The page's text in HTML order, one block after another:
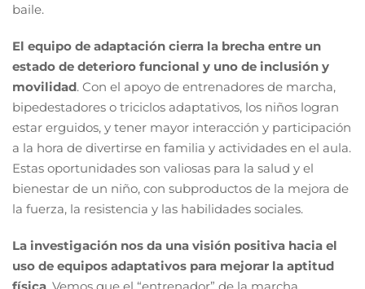
baile.
El equipo de adaptación cierra la brecha entre un
estado de deterioro funcional y uno de inclusión y
movilidad. Con el apoyo de entrenadores de marcha,
bipedestadores o triciclos adaptativos, los niños logran
estar erguidos, y tener mayor interacción y participación
a la hora de divertirse en familia y actividades en el aula.
Estas oportunidades son valiosas para la salud y el
bienestar de un niño, con subproductos de la mejora de
la fuerza, la resistencia y las habilidades sociales.
La investigación nos da una visión positiva hacia el
uso de equipos adaptativos para mejorar la aptitud